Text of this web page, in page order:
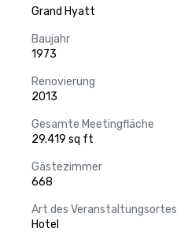
Grand Hyatt
Baujahr
1973
Renovierung
2013
Gesamte Meetingfläche
29.419 sq ft
Gästezimmer
668
Art des Veranstaltungsortes
Hotel